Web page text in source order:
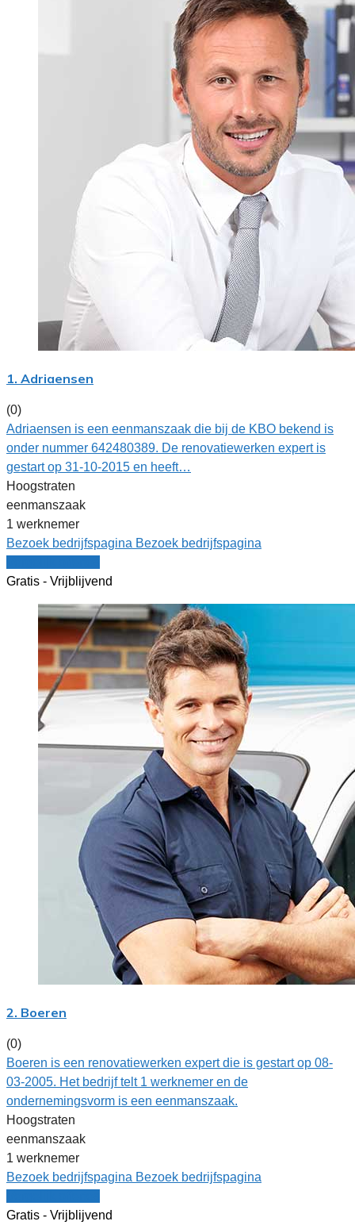
1. Adriaensen
(0)
Adriaensen is een eenmanszaak die bij de KBO bekend is
onder nummer 642480389. De renovatiewerken expert is
gestart op 31-10-2015 en heeft…
Hoogstraten
eenmanszaak
1 werknemer
Bezoek bedrijfspagina Bezoek bedrijfspagina
Gratis - Vrijblijvend
2. Boeren
(0)
Boeren is een renovatiewerken expert die is gestart op 08-
03-2005. Het bedrijf telt 1 werknemer en de
ondernemingsvorm is een eenmanszaak.
Hoogstraten
eenmanszaak
1 werknemer
Bezoek bedrijfspagina Bezoek bedrijfspagina
Gratis - Vrijblijvend